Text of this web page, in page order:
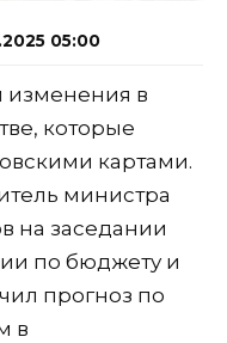
05:00
в
которые
картами.
министра
на заседании
по бюджету и
прогноз по
в